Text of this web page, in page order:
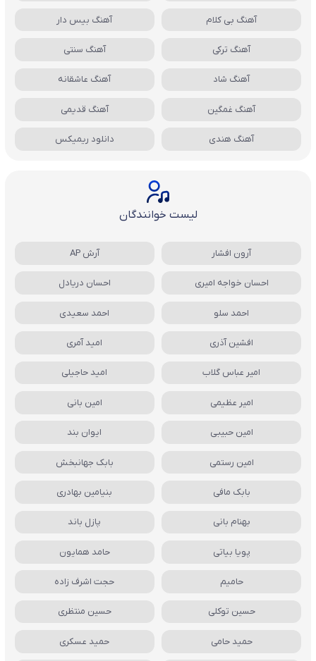
آهنگ بی کلام آهنگ بیس دار
آهنگ ترکی آهنگ سنتی
آهنگ شاد آهنگ عاشقانه
آهنگ غمگین آهنگ قدیمی
آهنگ هندی دانلود ریمیکس
لیست خوانندگان
آرون افشار آرش AP
احسان خواجه امیری احسان دریادل
احمد سلو احمد سعیدی
افشین آذری امید آمری
امیر عباس گلاب امید حاجیلی
امیر عظیمی امین بانی
امین حبیبی ایوان بند
امین رستمی بابک جهانبخش
بابک مافی بنیامین بهادری
بهنام بانی پازل باند
پویا بیاتی حامد همایون
حامیم حجت اشرف زاده
حسین توکلی حسین منتظری
حمید حامی حمید عسکری